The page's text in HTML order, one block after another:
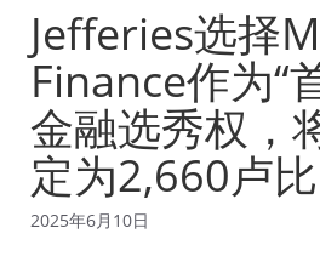
Jefferies选择
Finance作为“
金融选秀权，
定为2,660卢比
2025年6月10日